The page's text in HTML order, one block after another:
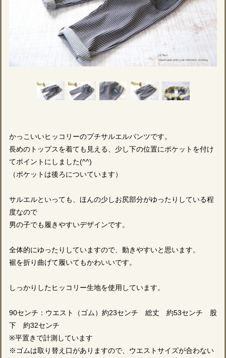
かっこいいヒッコリーのプチサルエルパンツです。
長めのトップスを着ても見える、少し下の位置にポケットを付け
てポイントにしました(^^)
（ポケットは後ろについています）
サルエルといっても、ほんの少しお尻部分がゆったりしている程
度なので
男の子でも履きやすいデザインです。
全体的にゆったりしていますので、動きやすいと思います。
裾を折り曲げて履いてもかわいいです。
しっかりしたヒッコリー生地を使用しています。
90センチ：ウエスト（ゴム）約23センチ 総丈 約53センチ 股
下 約32センチ
※平置きで計測しています
※ゴムは取り替え口がありますので、ウエストサイズが合わない